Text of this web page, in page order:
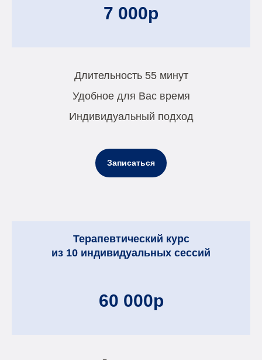
7 000р
Длительность 55 минут
Удобное для Вас время
Индивидуальный подход
Записаться
Терапевтический курс
из 10 индивидуальных сессий
60 000р